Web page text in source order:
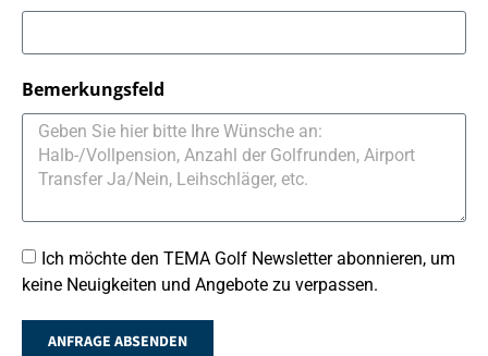
Bemerkungsfeld
Ich möchte den TEMA Golf Newsletter abonnieren, um
keine Neuigkeiten und Angebote zu verpassen.
ANFRAGE ABSENDEN